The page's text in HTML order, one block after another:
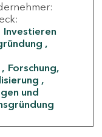
Investieren
Forschung,
und